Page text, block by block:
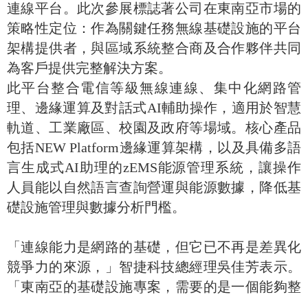
連線平台。此次參展標誌著公司在東南亞市場的
策略性定位：作為關鍵任務無線基礎設施的平台
架構提供者，與區域系統整合商及合作夥伴共同
為客戶提供完整解決方案。
此平台整合電信等級無線連線、集中化網路管
理、邊緣運算及對話式AI輔助操作，適用於智慧
軌道、工業廠區、校園及政府等場域。核心產品
包括NEW Platform邊緣運算架構，以及具備多語
言生成式AI助理的zEMS能源管理系統，讓操作
人員能以自然語言查詢營運與能源數據，降低基
礎設施管理與數據分析門檻。
「連線能力是網路的基礎，但它已不再是差異化
競爭力的來源，」智捷科技總經理吳佳芳表示。
「東南亞的基礎設施專案，需要的是一個能夠整